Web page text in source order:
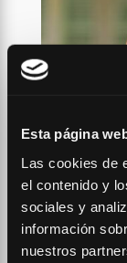
Esta página
Las cookies de
el contenido y
sociales y
información
nuestros